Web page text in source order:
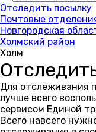
Отследить посылку
Почтовые
Новгородская
Холмский район
Холм
Для отслеживания
лучше всего
сервисом Единой
Всего навсего